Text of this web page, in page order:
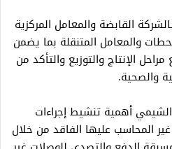
القابضة والمعامل المركزية
والمعامل المتنقلة بما يضمن
الإنتاج والتوزيع والتأكد من
والصحية.
أهمية تنشيط إجراءات
المحاسب عليها الفاقد من خلال